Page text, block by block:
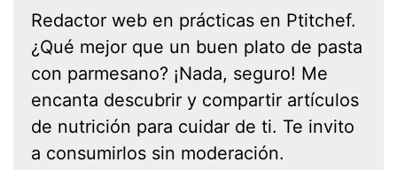
Redactor web en prácticas en Ptitchef.
¿Qué mejor que un buen plato de pasta
con parmesano? ¡Nada, seguro! Me
encanta descubrir y compartir artículos
de nutrición para cuidar de ti. Te invito
a consumirlos sin moderación.